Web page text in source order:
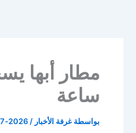
ساعة
بواسطة غرفة الأخبار /
2026-07-09